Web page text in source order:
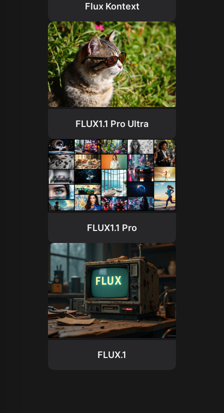
Flux Kontext
FLUX1.1 Pro Ultra
FLUX1.1 Pro
FLUX.1